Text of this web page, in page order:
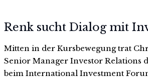
Renk sucht Dialog mit
Mitten in der Kursbewegung trat
Senior Manager Investor Relations
beim International Investment